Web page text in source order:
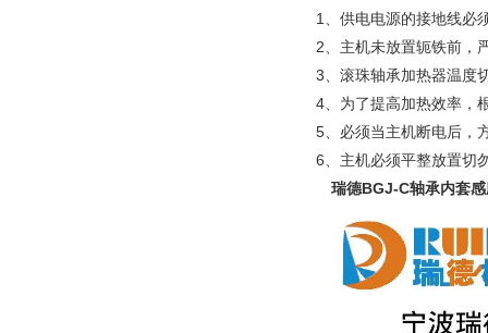
1、供电电源的接地线必
2、主机未放置轭铁前，
3、滚珠轴承加热器温度
4、为了提高加热效率，
5、必须当主机断电后，
6、 主机必须平整放置切
瑞德BGJ-C轴承内套